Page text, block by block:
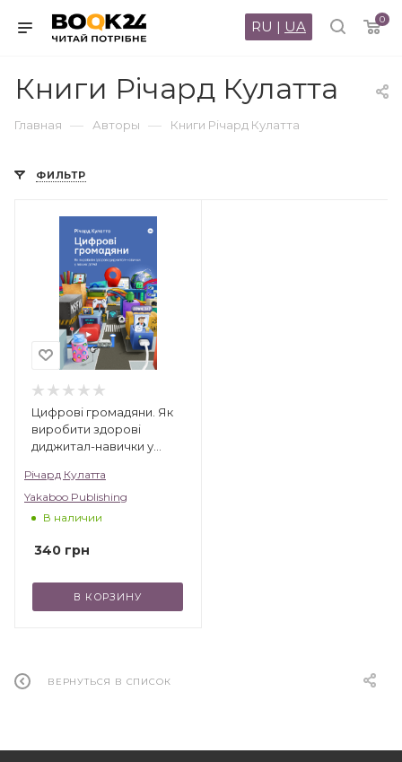
0
RU | UA
Книги Річард Кулатта
Главная — Авторы — Книги Річард Кулатта
ФИЛЬТР
Цифрові громадяни. Як
виробити здорові
диджитал-навички у
Річард Кулатта
Yakaboo Publishing
В наличии
340 грн
В КОРЗИНУ
ВЕРНУТЬСЯ В СПИСОК